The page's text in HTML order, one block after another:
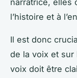
narratrice, elles
l’histoire et à
Il est donc
de la voix et sur
voix doit être